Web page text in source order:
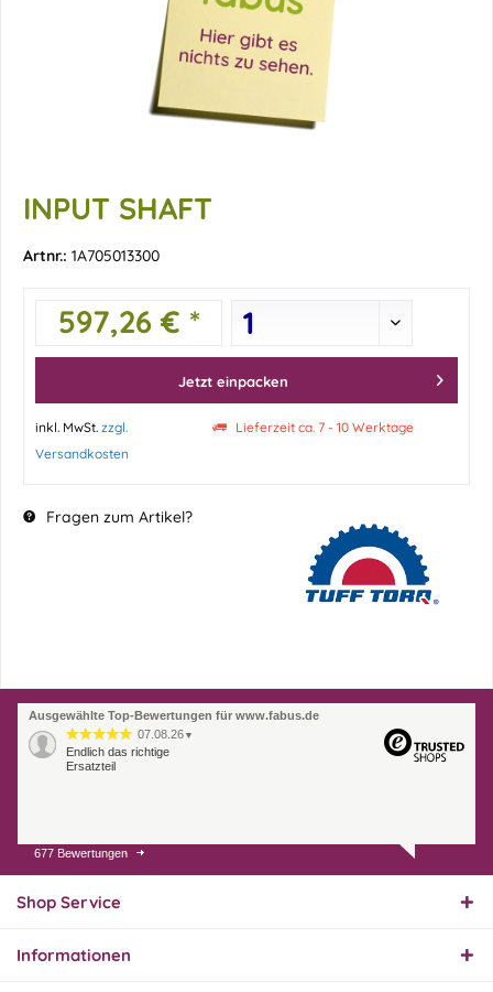
INPUT SHAFT
Artnr.: 1A705013300
597,26 € *
Jetzt einpacken
inkl. MwSt. zzgl.
Versandkosten
Lieferzeit ca. 7 - 10 Werktage
Fragen zum Artikel?
Ausgewählte Top-Bewertungen für www.fabus.de
07.08.26 ▼
Endlich das richtige
Ersatzteil
01.08.26
Innerhalb 2 Tagen Ware
677 Bewertungen
Shop Service
Informationen